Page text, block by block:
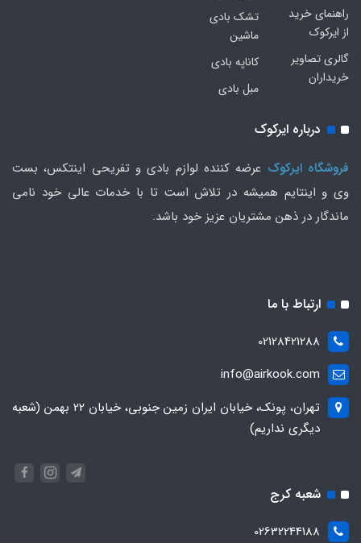
راهنمای خرید
از ایرکوک
گالری تصاویر
خریداران
تشک بادی
ماشین
کاناپه بادی
مبل بادی
درباره ایرکوک
فروشگاه ایرکوک عرضه کننده لوازم بادی و تفریحی اینتکس، بست
وی و اینتایم همیشه در تلاش است تا با خدمات عالی خود نامی
ماندگار در ذهن مشتریان عزیز خود باشد.
ارتباط با ما
02128421288
info@airkook.com
تهران، پونک، خیابان ایران زمین جنوبی، خیابان 22 بهمن (شعبه
دیگری نداریم)
شعبه کرج
02632244188